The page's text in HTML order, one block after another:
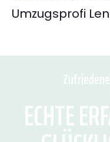
Umzugsprofi
ECHTE